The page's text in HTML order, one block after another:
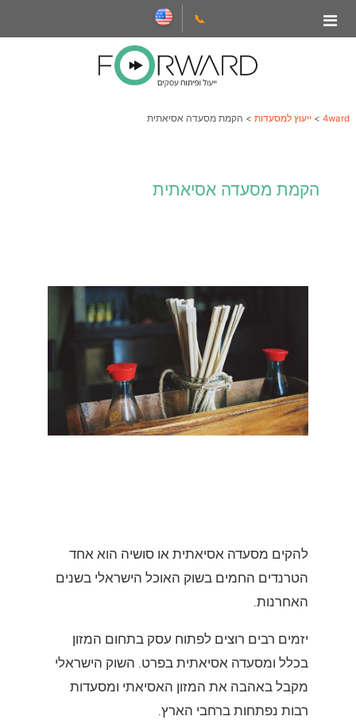
📞
4ward
> ייעוץ למסעדות > הקמת מסעדה אסיאתית
הקמת מסעדה אסיאתית
להקים מסעדה אסיאתית או סושיה הוא אחד
הטרנדים החמים בשוק האוכל הישראלי בשנים
האחרנות.
יזמים רבים רוצים לפתוח עסק בתחום המזון
בכלל ומסעדה אסיאתית בפרט. השוק הישראלי
מקבל באהבה את המזון האסיאתי ומסעדות
רבות נפתחות ברחבי הארץ.